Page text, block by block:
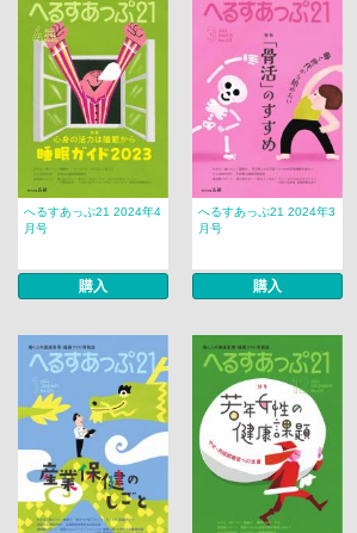
へるすあっぷ21 2024年4
月号
購入
へるすあっぷ21 2024年3
月号
購入